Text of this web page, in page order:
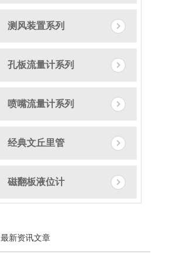
测风装置系列
孔板流量计系列
喷嘴流量计系列
经典文丘里管
磁翻板液位计
最新资讯文章